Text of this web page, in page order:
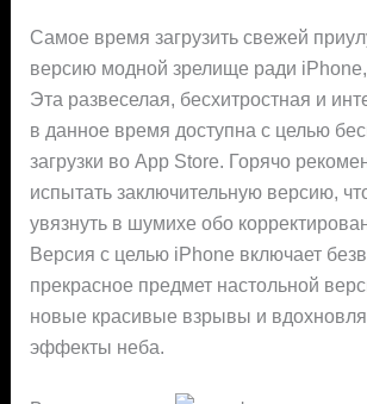
Самое время загрузить свежей
версию модной зрелище ради
Эта развеселая, бесхитростная и
в данное время доступна с целью
загрузки во App Store. Горячо
испытать заключительную версию,
увязнуть в шумихе обо
Версия с целью iPhone включает
прекрасное предмет настольной
новые красивые взрывы и
эффекты неба.